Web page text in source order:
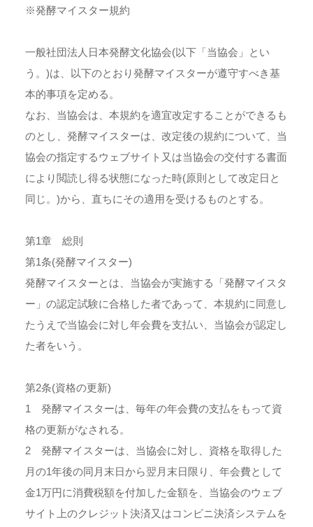
※発酵マイスター規約
一般社団法人日本発酵文化協会(以下「当協会」とい
う。)は、以下のとおり発酵マイスターが遵守すべき基
本的事項を定める。
なお、当協会は、本規約を適宜改定することができるも
のとし、発酵マイスターは、改定後の規約について、当
協会の指定するウェブサイト又は当協会の交付する書面
により閲読し得る状態になった時(原則として改定日と
同じ。)から、直ちにその適用を受けるものとする。
第1章 総則
第1条(発酵マイスター)
発酵マイスターとは、当協会が実施する「発酵マイスタ
ー」の認定試験に合格した者であって、本規約に同意し
たうえで当協会に対し年会費を支払い、当協会が認定し
た者をいう。
第2条(資格の更新)
1 発酵マイスターは、毎年の年会費の支払をもって資
格の更新がなされる。
2 発酵マイスターは、当協会に対し、資格を取得した
月の1年後の同月末日から翌月末日限り、年会費として
金1万円に消費税額を付加した金額を、当協会のウェブ
サイト上のクレジット決済又はコンビニ決済システムを